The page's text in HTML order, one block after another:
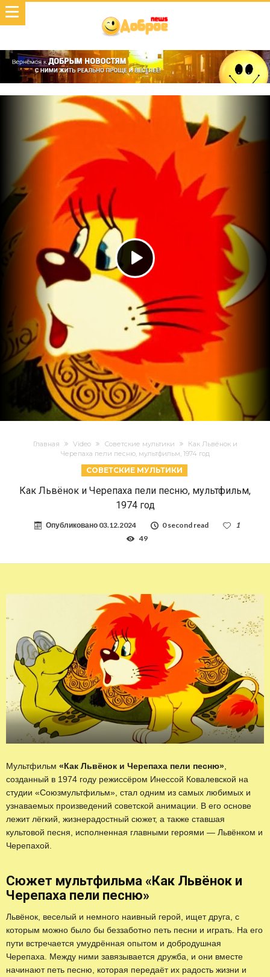
Главная Video Советские мультики
Как Львёнок и
Черепаха пели песню, мультфильм, 1974 год
СОВЕТСКИЕ МУЛЬТИКИ
Как Львёнок и Черепаха пели песню, мультфильм,
1974 год
Опубликовано 03.12.2024 0 second read
1
49
Мультфильм «Как Львёнок и Черепаха пели песню»
созданный в 1974 году режиссёром Инессой Ковалевской на
студии «Союзмультфильм», стал одним из самых любимых и
узнаваемых произведений советской анимации. В его основе
лежит лёгкий, жизнерадостный сюжет, а также ставшая
культовой песня, исполненная главными героями — Львёнком и
Черепахой.
Сюжет мультфильма «Как Львёнок и
Черепаха пели песню»
Львёнок, веселый и немного наивный герой, ищет друга, с
которым можно было бы беззаботно петь песни и играть. На его
пути встречается умудрённая опытом и добродушная
Черепаха. Между ними завязывается дружба, и они вместе
начинают петь песню, которая передаёт их радость жизни и